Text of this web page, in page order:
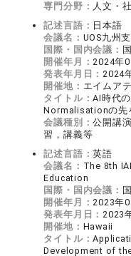
専門分野： 人文・
記述言語： 日本語
会議名： UOS九州
国際・国内会議：
開催年月：2024年
発表年月日：2024
開催地： エイムア
タイトル：AI時代
Normalisationの先
会議種別：公開講
習，講義等
記述言語：英語
会議名： The 8th
Education
国際・国内会議：
開催年月：2023年
発表年月日：2023
開催地： Hawaii
タイトル：
Development of